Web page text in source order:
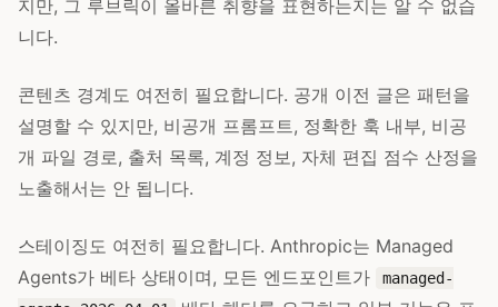
지만, 그 루브릭이 올바른 취향을 표현하는지는 알 수 없습
니다.
콘텐츠 경계도 여전히 필요합니다. 공개 이전 글은 패턴을
설명할 수 있지만, 비공개 프롬프트, 정확한 훅 내부, 비공
개 파일 경로, 출처 목록, 계정 정보, 자체 편집 점수 산정을
노출해서는 안 됩니다.
스테이징도 여전히 필요합니다. Anthropic는 Managed
Agents가 베타 상태이며, 모든 엔드포인트가
managed-